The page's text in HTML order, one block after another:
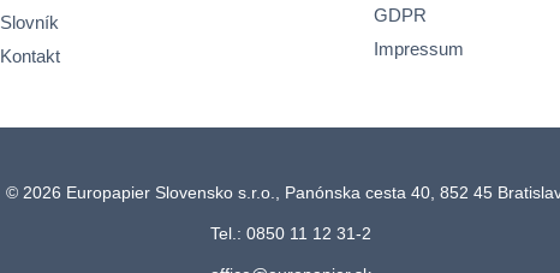
Slovník
Kontakt
GDPR
Impressum
© 2026 Europapier Slovensko s.r.o., Panónska cesta 40, 852 45
Tel.: 0850 11 12 31-2